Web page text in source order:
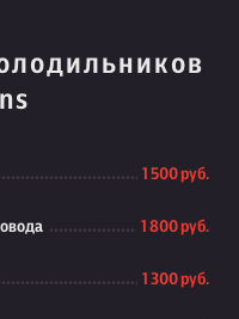
1 500 руб.
1 800 руб.
1 300 руб.